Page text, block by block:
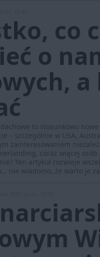
co
o
a
to stosunkowo
– szczególnie w USA,
zainteresowaniem
coraz więcej
Ten artykuł rozwieje
nie wiadomo, że warto je